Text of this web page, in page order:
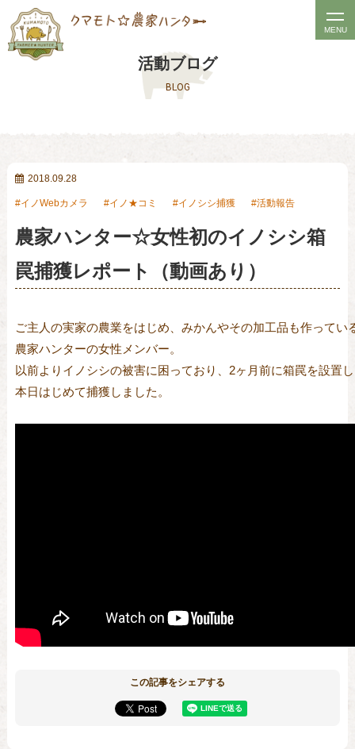
t
o
MENU
活動ブログ
BLOG
2018.09.28
イノWebカメラ イノ★コミ イノシシ捕獲 活動報告
農家ハンター☆女性初のイノシシ箱
罠捕獲レポート（動画あり）
ご主人の実家の農業をはじめ、みかんやその加工品も作ってい
農家ハンターの女性メンバー。
以前よりイノシシの被害に困っており、2ヶ月前に箱罠を設置し
本日はじめて捕獲しました。
この記事をシェアする